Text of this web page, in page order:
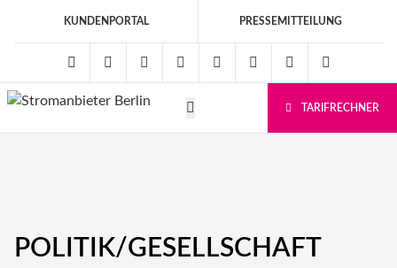
KUNDENPORTAL PRESSEMITTEILUNG
TARIFRECHNER
POLITIK/GESELLSCHAFT